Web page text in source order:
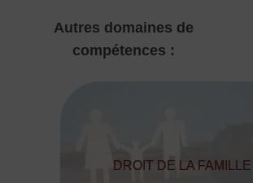
Autres domaines de
compétences :
DROIT DE LA FAMILLE